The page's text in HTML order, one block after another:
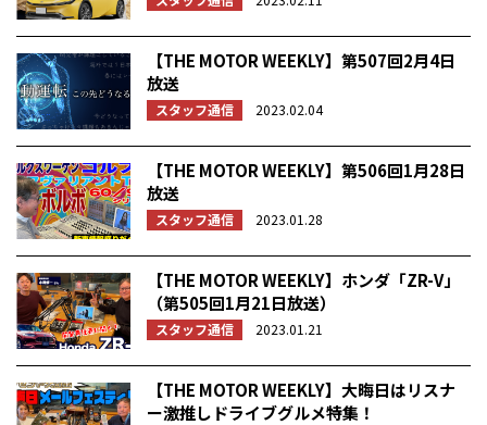
【THE MOTOR WEEKLY】第507回2月4日
放送
スタッフ通信 2023.02.04
【THE MOTOR WEEKLY】第506回1月28日
放送
スタッフ通信 2023.01.28
【THE MOTOR WEEKLY】ホンダ「ZR-V」
（第505回1月21日放送）
スタッフ通信 2023.01.21
【THE MOTOR WEEKLY】大晦日はリスナ
ー激推しドライブグルメ特集！